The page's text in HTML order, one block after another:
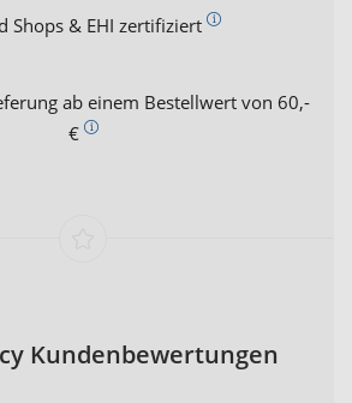
Shops & EHI zertifiziert
ab einem Bestellwert von 60,-
€
Kundenbewertungen